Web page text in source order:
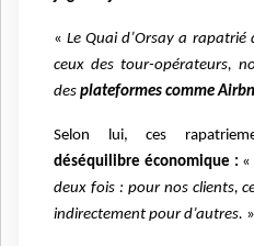
«Le Quai d’Orsay a rapatrié
ceux des tour-opérateurs,
des plateformes comme
Selon lui, ces
déséquilibre économique :
deux fois : pour nos clients,
indirectement pour d’autres. »